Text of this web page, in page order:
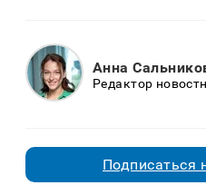
Анна
Редактор
Подписаться